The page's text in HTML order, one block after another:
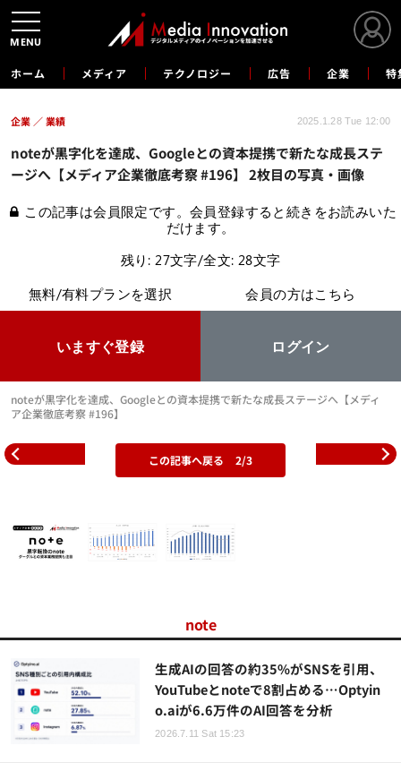
ホーム メディア テクノロジー 広告 企業 特
noteが黒字化を達成、Googleとの資本提携で新たな成長ステ
ージへ【メディア企業徹底考察 #196】 2枚目の写真・画像
企業 業績 2025.1.28 Tue 12:00
この記事は会員限定です。会員登録すると続きをお読みいた
だけます。
残り: 27文字/全文: 28文字
無料/有料プランを選択
いますぐ登録
会員の方はこちら
ログイン
noteが黒字化を達成、Googleとの資本提携で新たな成長ステージへ【メディ
ア企業徹底考察 #196】
この記事へ戻る 2/3
note
生成AIの回答の約35%がSNSを引用、
YouTubeとnoteで8割占める…Optyin
o.aiが6.6万件のAI回答を分析
2026.7.11 Sat 15:23
MENU